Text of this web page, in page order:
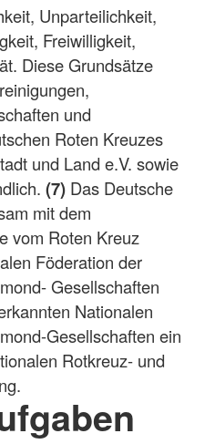
Unparteilichkeit,
Freiwilligkeit,
Diese Grundsätze
und
Roten Kreuzes
und Land e.V. sowie
(7) Das Deutsche
mit dem
vom Roten Kreuz
Föderation der
Gesellschaften
Nationalen
Gesellschaften ein
Rotkreuz- und